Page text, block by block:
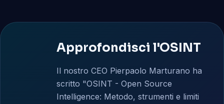
Approfondisci l'OSINT
Il nostro CEO Pierpaolo Marturano ha
scritto "OSINT - Open Source
Intelligence: Metodo, strumenti e limiti